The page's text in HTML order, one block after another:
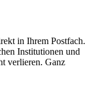
in Ihrem Postfach.
Institutionen und
verlieren. Ganz